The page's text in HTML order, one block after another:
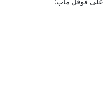
على قوقل ماب: